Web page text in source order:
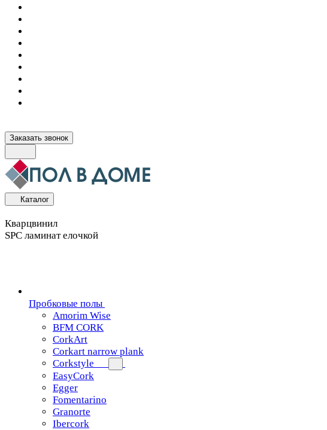
Заказать звонок
Каталог
Кварцвинил
SPC ламинат елочкой
Пробковые полы
Amorim Wise
BFM CORK
CorkArt
Corkart narrow plank
Corkstyle
EasyCork
Egger
Fomentarino
Granorte
Ibercork